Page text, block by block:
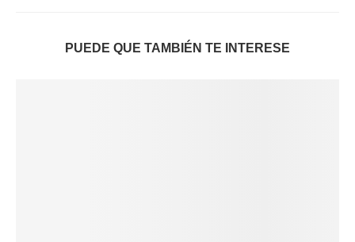
PUEDE QUE TAMBIÉN TE INTERESE